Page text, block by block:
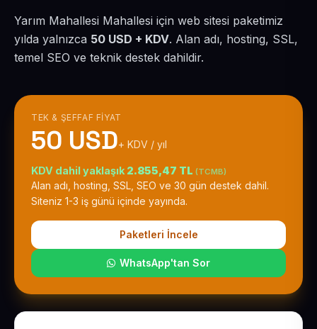
Yarım Mahallesi Mahallesi için web sitesi paketimiz
yılda yalnızca 50 USD + KDV. Alan adı, hosting, SSL,
temel SEO ve teknik destek dahildir.
TEK & ŞEFFAF FIYAT
50 USD+ KDV / yıl
KDV dahil yaklaşık 2.855,47 TL (TCMB)
Alan adı, hosting, SSL, SEO ve 30 gün destek dahil.
Siteniz 1-3 iş günü içinde yayında.
Paketleri İncele
WhatsApp'tan Sor